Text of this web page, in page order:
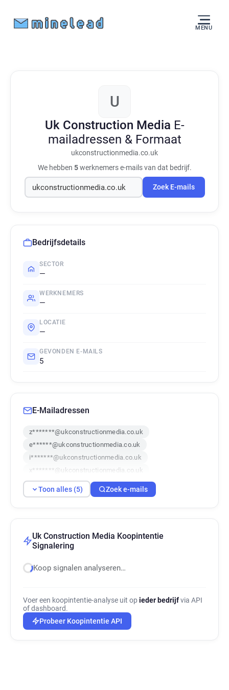
MENU
U
Uk Construction Media E-
mailadressen & Formaat
ukconstructionmedia.co.uk
We hebben 5werknemers e-mails van dat bedrijf.
Zoek E-mails
Bedrijfsdetails
SECTOR
—
WERKNEMERS
—
LOCATIE
—
GEVONDEN E-MAILS
5
E-Mailadressen
z*******@ukconstructionmedia.co.uk
e******@ukconstructionmedia.co.uk
i*******@ukconstructionmedia.co.uk
x*******@ukconstructionmedia.co.uk
y**********@ukconstructionmedia.co.uk
Toon alles (5) Zoek e-mails
Uk Construction Media Koopintentie
Signalering
Koop signalen analyseren…
Voer een koopintentie-analyse uit op ieder bedrijfvia API
of dashboard.
Probeer Koopintentie API